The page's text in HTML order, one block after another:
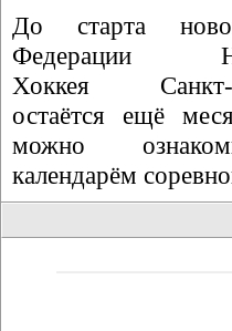
До старта
Федерации
Хоккея Санкт-
остаётся ещё
можно
календарём